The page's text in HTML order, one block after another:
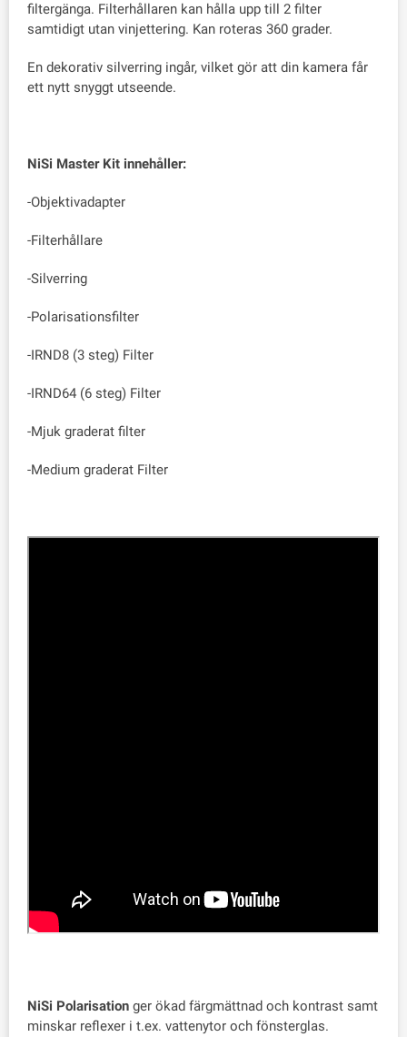
filtergänga. Filterhållaren kan hålla upp till 2 filter
samtidigt utan vinjettering. Kan roteras 360 grader.
En dekorativ silverring ingår, vilket gör att din kamera får
ett nytt snyggt utseende.
NiSi Master Kit innehåller:
-Objektivadapter
-Filterhållare
-Silverring
-Polarisationsfilter
-IRND8 (3 steg) Filter
-IRND64 (6 steg) Filter
-Mjuk graderat filter
-Medium graderat Filter
NiSi Polarisation ger ökad färgmättnad och kontrast samt
minskar reflexer i t.ex. vattenytor och fönsterglas.